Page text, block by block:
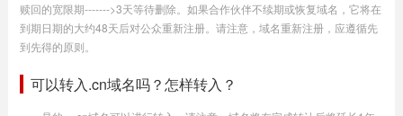
赎回的宽限期------->3天等待删除。如果合作伙伴不续期或恢复域名，它将在
到期日期的大约48天后对公众重新注册。请注意，域名重新注册，应遵循先
到先得的原则。
可以转入.cn域名吗？怎样转入？